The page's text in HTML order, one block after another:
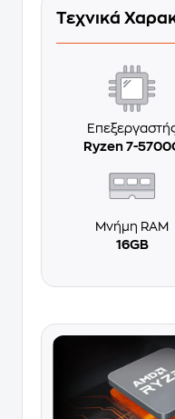
Τεχνικά
Ryzen 7-
Μνήμη RAM
16GB